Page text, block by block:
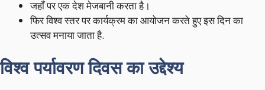
जहाँ पर एक देश मेजबानी करता है।
फिर विश्व स्तर पर कार्यक्रम का आयोजन करते हुए इस दिन का
उत्सव मनाया जाता है.
विश्व पर्यावरण दिवस का उद्देश्य